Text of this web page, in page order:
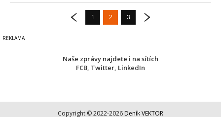
1 2 3
Naše zprávy najdete i na sítích
FCB, Twitter, LinkedIn
Copyright © 2022-2026 Deník VEKTOR